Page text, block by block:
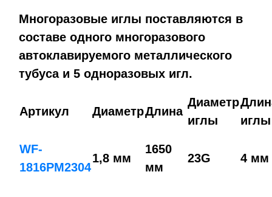
Многоразовые иглы поставляются в
составе одного многоразового
автоклавируемого металлического
тубуса и 5 одноразовых игл.
Артикул ДиаметрДлина
Диаметр
иглы
иглы
WF-
1816PM2304
1,8 мм
1650
мм
23G 4 мм